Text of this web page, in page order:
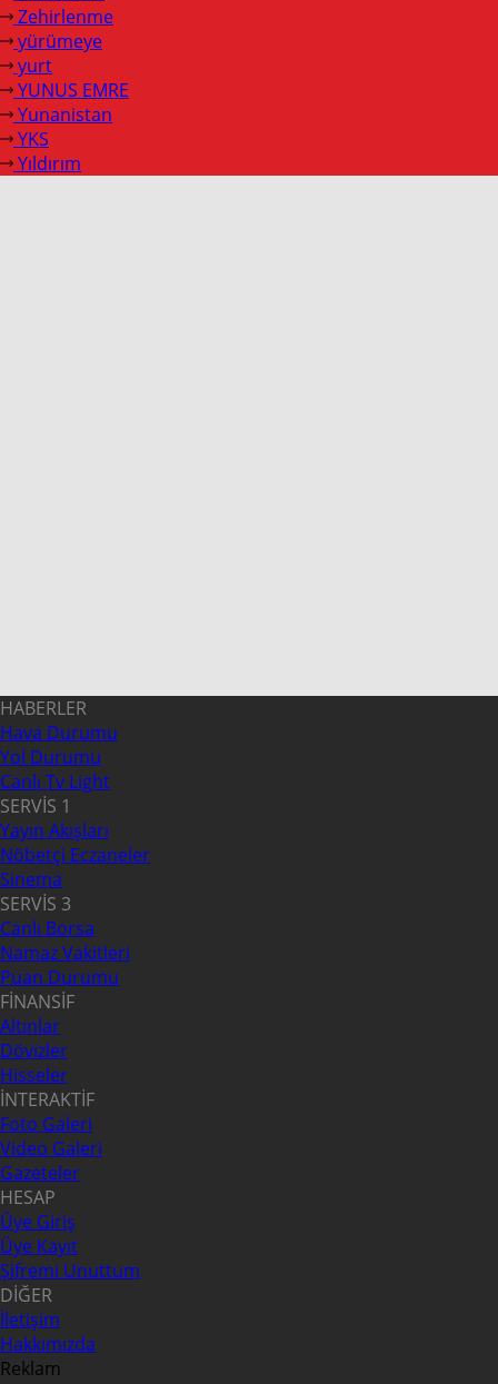
Zehirlenme
yürümeye
yurt
YUNUS EMRE
Yunanistan
YKS
Yıldırım
HABERLER
Hava Durumu
Yol Durumu
Canlı Tv Light
SERVİS 1
Yayın Akışları
Nöbetçi Eczaneler
Sinema
SERVİS 3
Canlı Borsa
Namaz Vakitleri
Puan Durumu
FİNANSİF
Altınlar
Dövizler
Hisseler
İNTERAKTİF
Foto Galeri
Video Galeri
Gazeteler
HESAP
Üye Giriş
Üye Kayıt
Şifremi Unuttum
DİĞER
İletişim
Hakkımızda
Reklam